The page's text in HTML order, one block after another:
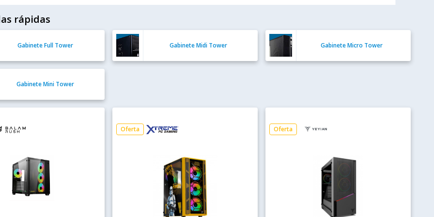
rápidas
Gabinete Full Tower Gabinete Midi Tower Gabinete Micro Tower
Gabinete Mini Tower
Oferta Oferta